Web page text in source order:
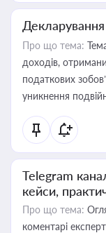
Про що тема:
доходів,
податкових
уникнення
Telegram
кейси,
Про що тема:
коментарі